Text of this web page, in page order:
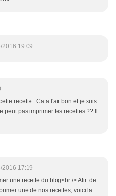
2016 19:09
recette.. Ca a l'air bon et je suis
peut pas imprimer tes recettes ?? Il
2016 17:19
une recette du blog<br /> Afin de
une de nos recettes, voici la